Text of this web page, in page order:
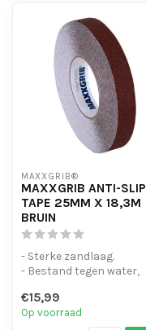
MAXXGRIB®
MAXXGRIB ANTI-SLIP
TAPE 25MM X 18,3M
BRUIN
- Sterke zandlaag.
- Bestand tegen water,
- Is eenvo...
€15,99
Op voorraad